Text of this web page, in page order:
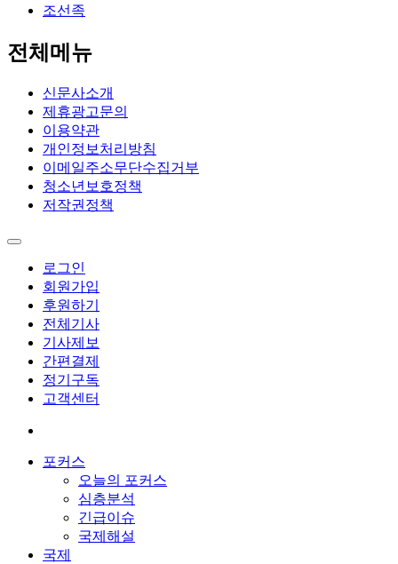
조선족
전체메뉴
신문사소개
제휴광고문의
이용약관
개인정보처리방침
이메일주소무단수집거부
청소년보호정책
저작권정책
로그인
회원가입
후원하기
전체기사
기사제보
간편결제
정기구독
고객센터
포커스
오늘의 포커스
심층분석
긴급이슈
국제해설
국제